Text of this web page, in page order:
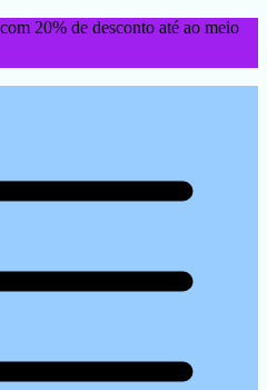
20% de desconto até ao meio